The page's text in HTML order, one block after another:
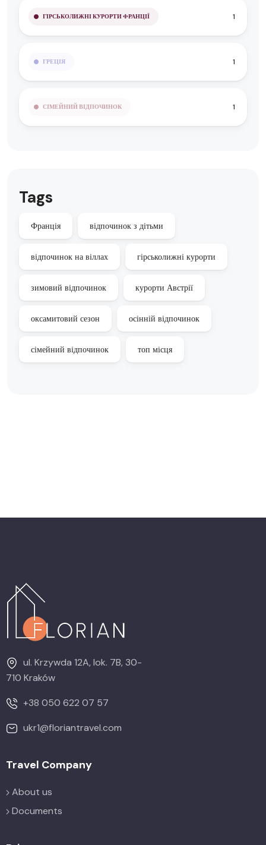
ГІРСЬКОЛИЖНІ КУРОРТИ ФРАНЦІЇ 1
ГРЕЦІЯ 1
СІМЕЙНИЙ ВІДПОЧИНОК 1
Tags
Франція відпочинок з дітьми
відпочинок на віллах гірськолижні курорти
зимовий відпочинок курорти Австрії
оксамитовий сезон осінній відпочинок
сімейний відпочинок топ місця
ul. Krzywda 12A, lok. 7B, 30-
710 Kraków
+38 050 622 07 57
ukr1@floriantravel.com
Travel Company
About us
Documents